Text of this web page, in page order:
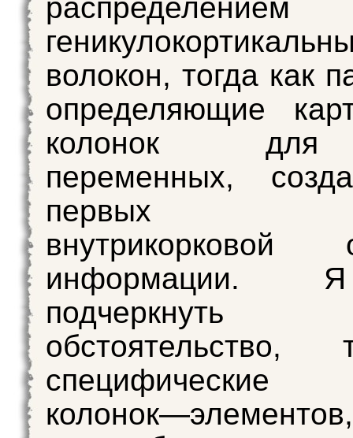
распределением
волокон, тогда как
определяющие
колонок
переменных,
первых
внутрикорковой
информации.
специфические
колонок—элементов,